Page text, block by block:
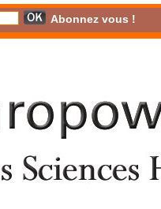
Abonnez vous !